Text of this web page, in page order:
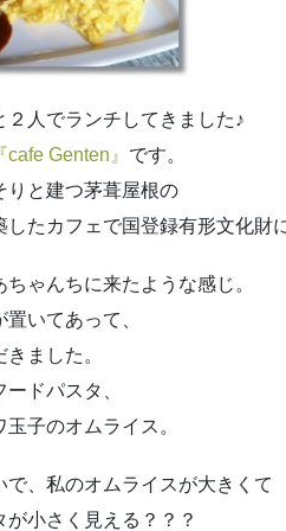
人でランチしてきました♪
『cafe Genten』 です。
りと建つ茅葺屋根の
したカフェで国登録有形文化財
ちゃんちに来たような感じ。
いてあって、
ました。
ドパスタ、
子のオムライス。
で、私のオムライスが大きくて
が小さく見える？？？